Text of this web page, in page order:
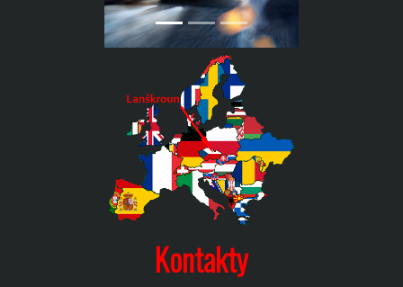
Kontakty